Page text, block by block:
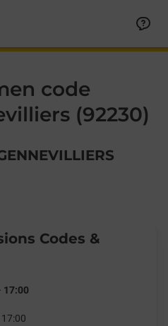
code
(92230)
Codes &
17:00
17:00